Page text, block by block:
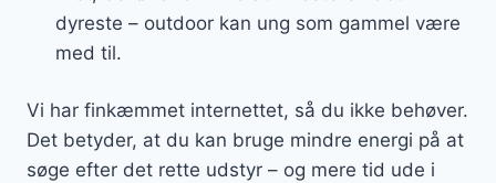
dyreste – outdoor kan ung som gammel være
med til.
Vi har finkæmmet internettet, så du ikke behøver.
Det betyder, at du kan bruge mindre energi på at
søge efter det rette udstyr – og mere tid ude i